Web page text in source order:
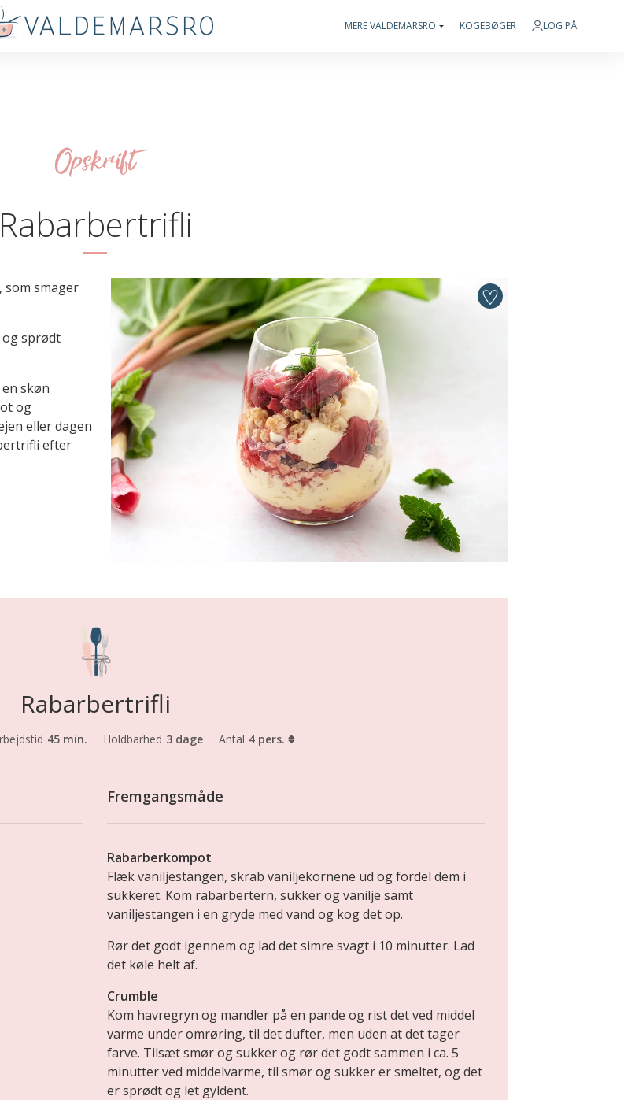
MERE VALDEMARSRO KOGEBØGER LOG PÅ
Opskrift
Rabarbertrifli
som smager
og sprødt
skøn
og
eller dagen
efter
Rabarbertrifli
45 min. Holdbarhed 3 dage Antal 4 pers.
Fremgangsmåde
Rabarberkompot
Flæk vaniljestangen, skrab vaniljekornene ud og fordel dem i
sukkeret. Kom rabarbertern, sukker og vanilje samt
vaniljestangen i en gryde med vand og kog det op.
Rør det godt igennem og lad det simre svagt i 10 minutter. Lad
det køle helt af.
Crumble
Kom havregryn og mandler på en pande og rist det ved middel
varme under omrøring, til det dufter, men uden at det tager
farve. Tilsæt smør og sukker og rør det godt sammen i ca. 5
minutter ved middelvarme, til smør og sukker er smeltet, og det
er sprødt og let gyldent.